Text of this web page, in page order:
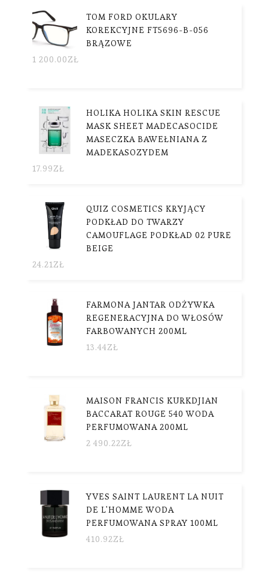
TOM FORD OKULARY
KOREKCYJNE FT5696-B-056
BRĄZOWE
1 200.00ZŁ
HOLIKA HOLIKA SKIN RESCUE
MASK SHEET MADECASOCIDE
MASECZKA BAWEŁNIANA Z
MADEKASOZYDEM
17.99ZŁ
QUIZ COSMETICS KRYJĄCY
PODKŁAD DO TWARZY
CAMOUFLAGE PODKŁAD 02 PURE
BEIGE
24.21ZŁ
FARMONA JANTAR ODŻYWKA
REGENERACYJNA DO WŁOSÓW
FARBOWANYCH 200ML
13.44ZŁ
MAISON FRANCIS KURKDJIAN
BACCARAT ROUGE 540 WODA
PERFUMOWANA 200ML
2 490.22ZŁ
YVES SAINT LAURENT LA NUIT
DE L'HOMME WODA
PERFUMOWANA SPRAY 100ML
410.92ZŁ